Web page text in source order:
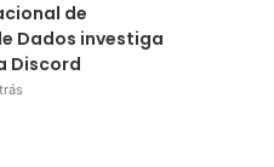
de
Dados investiga
Discord